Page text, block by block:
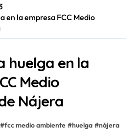
en la empresa FCC Medio
huelga en la
Medio
Nájera
#fcc medio ambiente #huelga #nájera